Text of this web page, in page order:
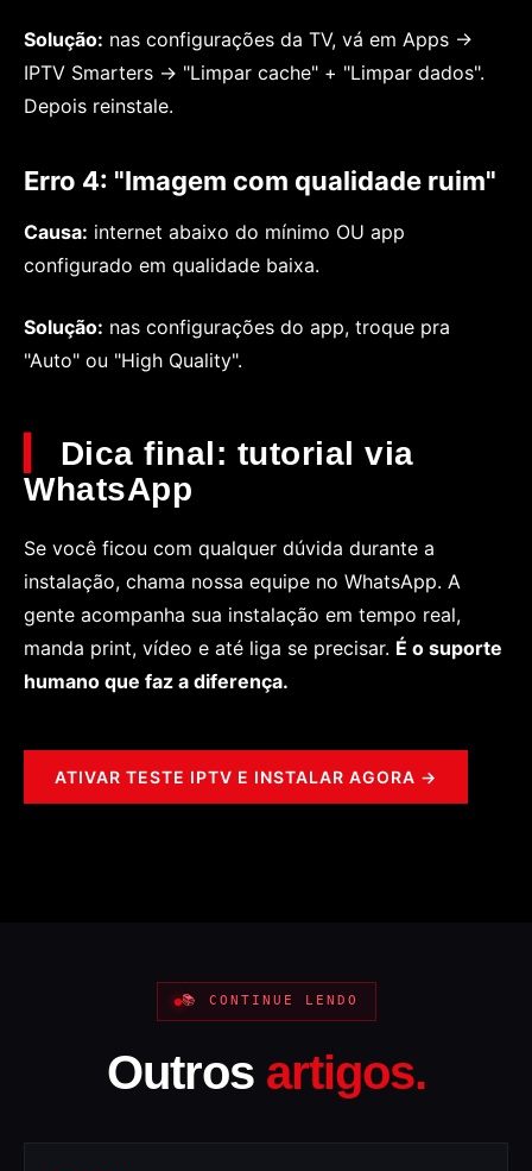
Solução: nas configurações da TV, vá em Apps →
IPTV Smarters → "Limpar cache" + "Limpar dados".
Depois reinstale.
Erro 4: "Imagem com qualidade ruim"
Causa: internet abaixo do mínimo OU app
configurado em qualidade baixa.
Solução: nas configurações do app, troque pra
"Auto" ou "High Quality".
Dica final: tutorial via
WhatsApp
Se você ficou com qualquer dúvida durante a
instalação, chama nossa equipe no WhatsApp. A
gente acompanha sua instalação em tempo real,
manda print, vídeo e até liga se precisar. É o suporte
humano que faz a diferença.
ATIVAR TESTE IPTV E INSTALAR AGORA →
📚 CONTINUE LENDO
Outros artigos.